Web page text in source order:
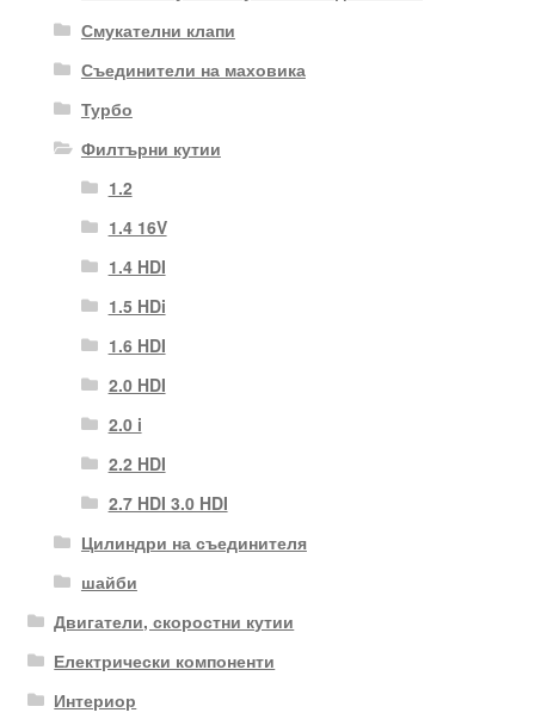
Смукателни клапи
Съединители на маховика
Турбо
Филтърни кутии
1.2
1.4 16V
1.4 HDI
1.5 HDi
1.6 HDI
2.0 HDI
2.0 i
2.2 HDI
2.7 HDI 3.0 HDI
Цилиндри на съединителя
шайби
Двигатели, скоростни кутии
Електрически компоненти
Интериор